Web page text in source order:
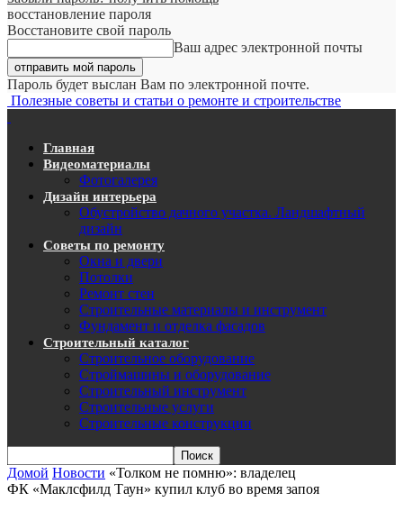
восстановление пароля
Восстановите свой пароль
Ваш адрес электронной почты
Пароль будет выслан Вам по электронной почте.
Полезные советы и статьи о ремонте и строительстве
Главная
Видеоматериалы
Фотогалерея
Дизайн интерьера
Обустройство дачного участка. Ландшафтный
дизайн
Советы по ремонту
Окна и двери
Потолки
Ремонт стен
Строительные материалы и инструмент
Фундамент и отделка фасадов
Строительный каталог
Строительное оборудование
Строймашины и оборудование
Строительный инструмент
Строительные услуги
Строительные конструкции
Домой Новости «Толком не помню»: владелец
ФК «Маклсфилд Таун» купил клуб во время запоя